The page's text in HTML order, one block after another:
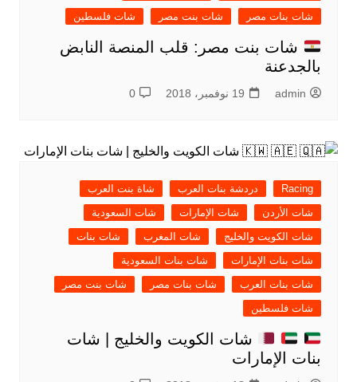
شات بنات مصر
شات بنت مصر شات فلسطين
شات بنت مصر: قلب المنصة النابض
بالجدعنة
admin 19 نوفمبر، 2018 0
Racing دردشة بنات العرب
شاة بنت العرب
شات الأردن
شات الإمارات
شات السعودية
شات الكويت والخليج
شات المغرب
شات بنات
شات بنات الإمارات
شات بنات السعودية
شات بنات العرب
شات بنات مصر
شات بنت مصر
شات فلسطين
شات الكويت والخليج | شات
بنات الإمارات